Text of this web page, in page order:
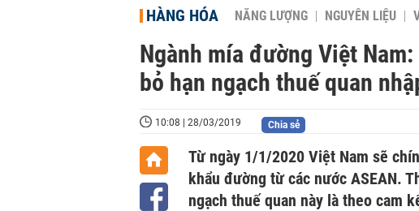
HÀNG HÓA NĂNG LƯỢNG NGUYÊN LIỆU
Ngành mía đường Việt
bỏ hạn ngạch thuế quan
10:08 | 28/03/2019 Chia sẻ
Từ ngày 1/1/2020 Việt Nam sẽ
khẩu đường từ các nước ASEAN.
ngạch thuế quan này là theo cam